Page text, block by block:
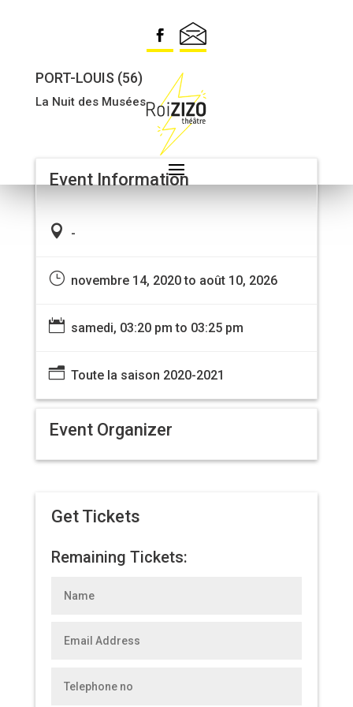
PORT-LOUIS (56)
La Nuit des Musées
Event Information
 -
}novembre 14, 2020 to août 10, 2026
 samedi, 03:20 pm to 03:25 pm
nToute la saison 2020-2021
Event Organizer
Get Tickets
Remaining Tickets: